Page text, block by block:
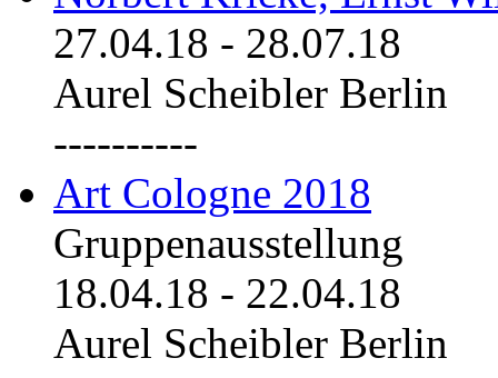
27.04.18 - 28.07.18
Aurel Scheibler Berlin
----------
Art Cologne 2018
Gruppenausstellung
18.04.18 - 22.04.18
Aurel Scheibler Berlin